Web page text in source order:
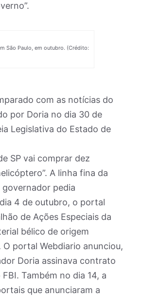
São Paulo, em outubro. (Crédito:
com as notícias do
por Doria no dia 30 de
Legislativa do Estado de
SP vai comprar dez
A linha fina da
pedia
4 de outubro, o portal
de Ações Especiais da
bélico de origem
portal Webdiario anunciou,
Doria assinava contrato
Também no dia 14, a
que anunciaram a